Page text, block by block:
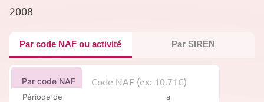
2008
Par code NAF ou activité Par SIREN
Par code NAF
Période de à